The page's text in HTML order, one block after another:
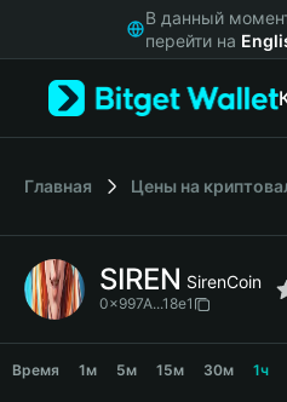
Русский
Italiano
简体中文
繁體中文
Bahasa Indonesia
В данный
перейти на
Главная Цены на
SIREN SirenCoin
0x997A...18e1
Время 1м 5м 15м 30м 1ч